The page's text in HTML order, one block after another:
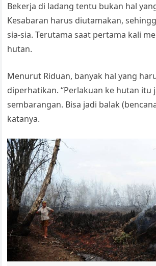
Bekerja di ladang tentu bukan hal
Kesabaran harus diutamakan,
sia-sia. Terutama saat pertama kali
hutan.
Menurut Riduan, banyak hal yang
diperhatikan. “Perlakuan ke hutan itu
sembarangan. Bisa jadi balak
katanya.